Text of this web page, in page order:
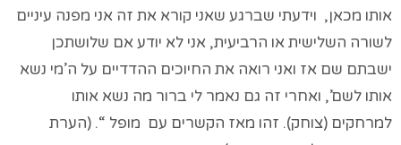
אותו מכאן, וידעתי שברגע שאני קורא את זה אני מפנה עיניים
לשורה השלישית או הרביעית, אני לא יודע אם שלושתכן
ישבתם שם אז ואני רואה את החיוכים ההדדיים על ה’מי נשא
אותו לשם’, ואחרי זה גם נאמר לי ברור מה נשא אותו
למרחקים (צוחק). זהו מאז הקשרים עם מופל “. (הערת